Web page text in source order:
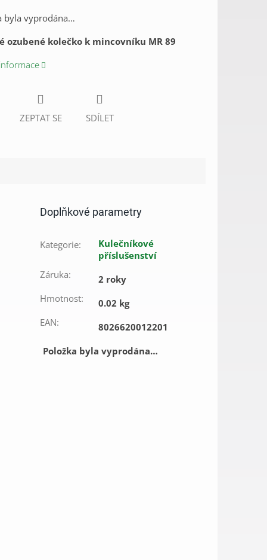
byla vyprodána…
ozubené kolečko k mincovníku MR 89
ZEPTAT SE SDÍLET
Doplňkové parametry
Kategorie:
Kulečníkové
příslušenství
Záruka:
2 roky
Hmotnost:
0.02 kg
EAN:
8026620012201
Položka byla vyprodána…